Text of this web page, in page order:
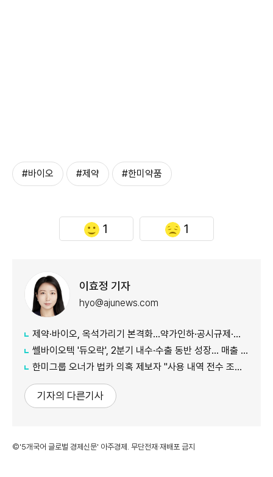
#바이오 #제약 #한미약품
1 1
이효정 기자
hyo@ajunews.com
제약·바이오, 옥석가리기 본격화…약가인하·공시규제·투자위축까지 '삼중고'
쎌바이오텍 '듀오락', 2분기 내수·수출 동반 성장… 매출 158억원
한미그룹 오너가 법카 의혹 제보자 "사용 내역 전수 조사해야"… 신동국 회장 연계설 부인
기자의 다른기사
©'5개국어 글로벌 경제신문' 아주경제. 무단전재·재배포 금지